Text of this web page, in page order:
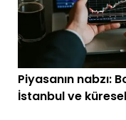
Piyasanın nabzı:
İstanbul ve küresel